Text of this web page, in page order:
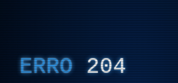
ERRO 204